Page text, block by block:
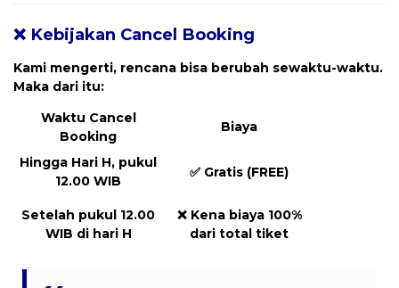
❌ Kebijakan Cancel Booking
Kami mengerti, rencana bisa berubah sewaktu-waktu.
Maka dari itu:
Waktu Cancel
Booking
Biaya
Hingga Hari H, pukul
12.00 WIB
✅ Gratis (FREE)
Setelah pukul 12.00
WIB di hari H
❌ Kena biaya 100%
dari total tiket